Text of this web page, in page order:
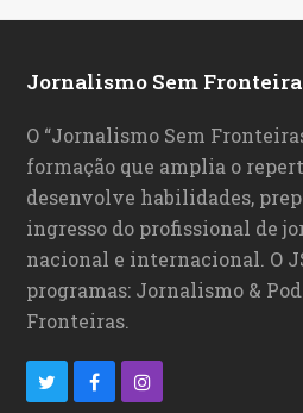
Jornalismo Sem
O “Jornalismo Sem
formação que amplia o
desenvolve habilidades,
ingresso do profissional de
nacional e internacional. O
programas: Jornalismo &
Fronteiras.
I